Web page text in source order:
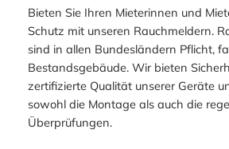
Bieten Sie Ihren Mieterinnen und
Schutz mit unseren Rauchmeldern.
sind in allen Bundesländern Pflicht,
Bestandsgebäude. Wir bieten
zertifizierte Qualität unserer Geräte
sowohl die Montage als auch die
Überprüfungen.